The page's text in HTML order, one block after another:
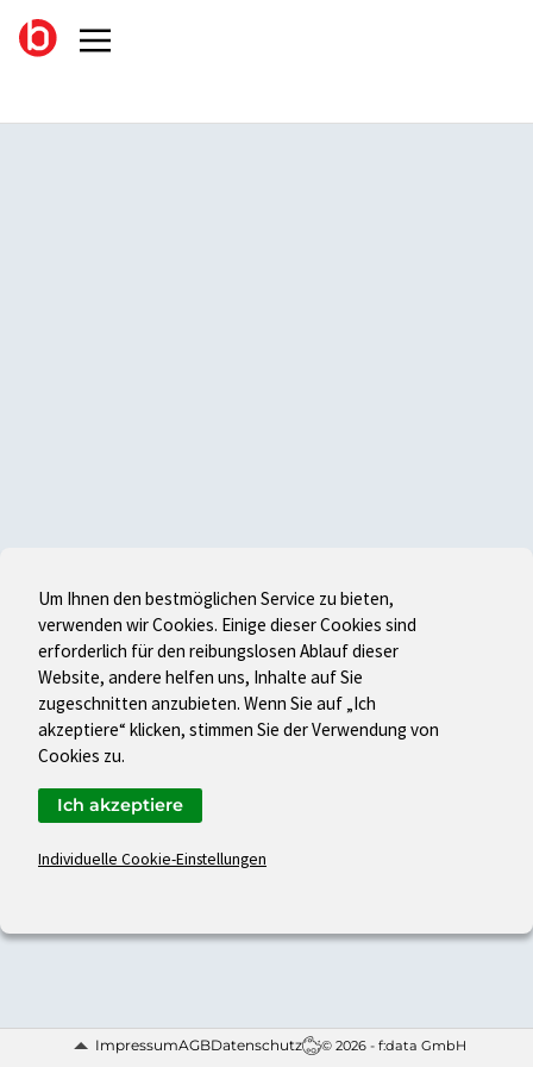
ImpressumAGBDatenschutz © 2026 - f:data GmbH
Um Ihnen den bestmöglichen Service zu bieten,
verwenden wir Cookies. Einige dieser Cookies sind
erforderlich für den reibungslosen Ablauf dieser
Website, andere helfen uns, Inhalte auf Sie
zugeschnitten anzubieten. Wenn Sie auf „Ich
akzeptiere“ klicken, stimmen Sie der Verwendung von
Cookies zu.
Individuelle Cookie-Einstellungen
Ich akzeptiere